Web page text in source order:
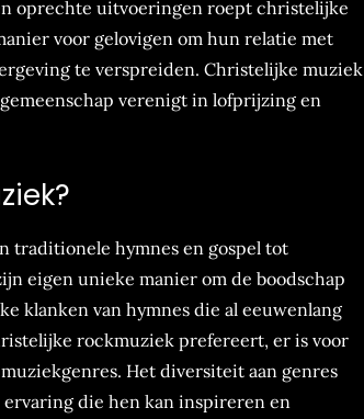
oprechte uitvoeringen roept christelijke
voor gelovigen om hun relatie met
te verspreiden. Christelijke muziek
verenigt in lofprijzing en
traditionele hymnes en gospel tot
eigen unieke manier om de boodschap
klanken van hymnes die al eeuwenlang
rockmuziek prefereert, er is voor
Het diversiteit aan genres
die hen kan inspireren en